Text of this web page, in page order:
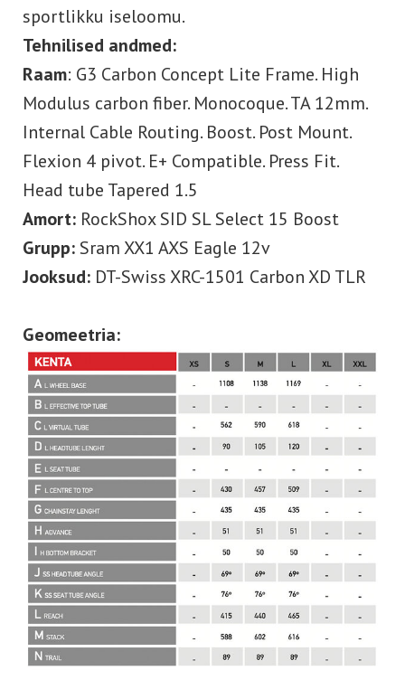
sportlikku iseloomu.
Tehnilised andmed:
Raam: G3 Carbon Concept Lite Frame. High
Modulus carbon fiber. Monocoque. TA 12mm.
Internal Cable Routing. Boost. Post Mount.
Flexion 4 pivot. E+ Compatible. Press Fit.
Head tube Tapered 1.5
Amort: RockShox SID SL Select 15 Boost
Grupp:Sram XX1 AXS Eagle 12v
Jooksud: DT-Swiss XRC-1501 Carbon XD TLR
Geomeetria: